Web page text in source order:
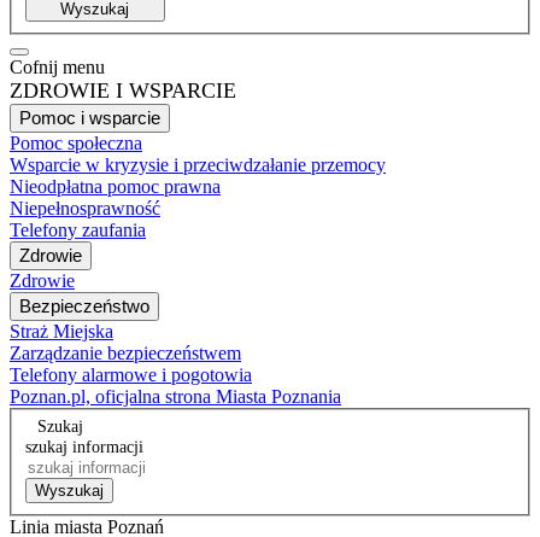
Wyszukaj
Cofnij menu
ZDROWIE I WSPARCIE
Pomoc i wsparcie
Pomoc społeczna
Wsparcie w kryzysie i przeciwdzałanie przemocy
Nieodpłatna pomoc prawna
Niepełnosprawność
Telefony zaufania
Zdrowie
Zdrowie
Bezpieczeństwo
Straż Miejska
Zarządzanie bezpieczeństwem
Telefony alarmowe i pogotowia
Poznan.pl, oficjalna strona Miasta Poznania
Szukaj
szukaj informacji
Wyszukaj
Linia miasta Poznań